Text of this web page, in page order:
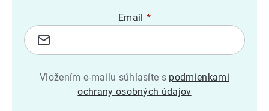
Email
Vložením e-mailu súhlasíte s podmienkami
ochrany osobných údajov